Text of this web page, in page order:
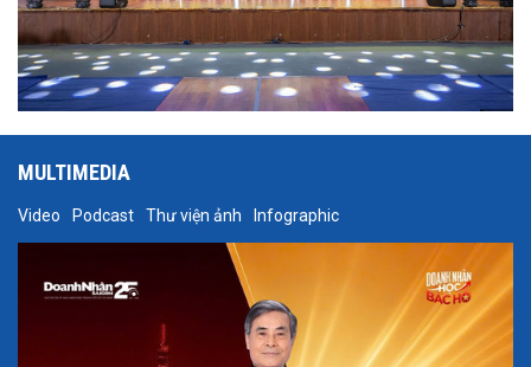
MULTIMEDIA
Video Podcast Thư viện ảnh Infographic